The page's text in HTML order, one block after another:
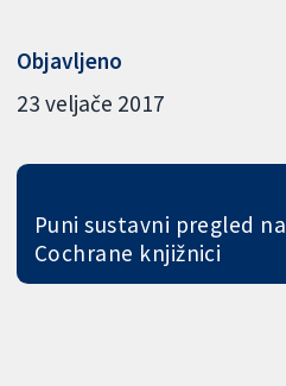
Objavljeno
23 veljače 2017
Puni sustavni pregled na
Cochrane knjižnici